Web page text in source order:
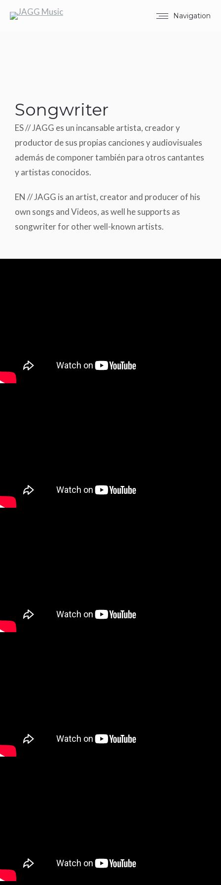
Navigation
Songwriter
ES // JAGG es un incansable artista, creador y
productor de sus propias canciones y audiovisuales
además de componer también para otros cantantes
y artistas conocidos.
EN // JAGG is an artist, creator and producer of his
own songs and Videos, as well he supports as
songwriter for other well-known artists.